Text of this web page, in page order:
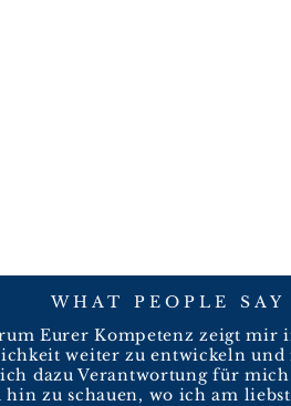
WHAT PEOPLE SAY
Eurer Kompetenz zeigt mir
weiter zu entwickeln und
dazu Verantwortung für
zu schauen, wo ich am